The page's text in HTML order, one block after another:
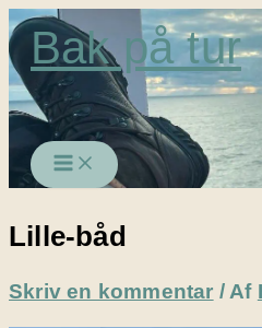
Gå
til
indholdet
Bak på tur
Lille-båd
Skriv en kommentar / Af